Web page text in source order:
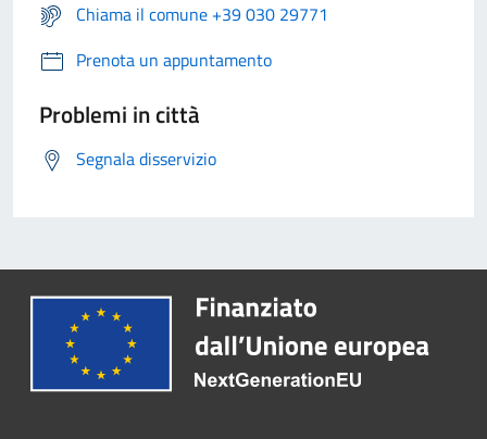
Chiama il comune +39 030 29771
Prenota un appuntamento
Problemi in città
Segnala disservizio